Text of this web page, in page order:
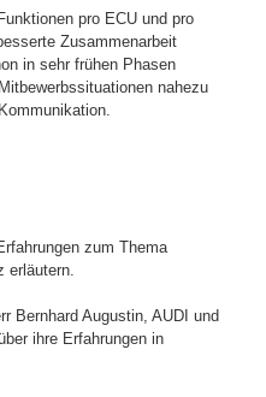
pro ECU und pro
Zusammenarbeit
in sehr frühen Phasen
nahezu
zum Thema
erläutern.
Bernhard Augustin, AUDI und
ihre Erfahrungen in